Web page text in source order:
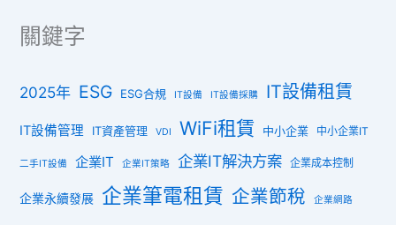
關鍵字
2025年 ESG ESG合規 IT設備 IT設備採購 IT設備租賃
IT設備管理 IT資產管理 VDI WiFi租賃 中小企業 中小企業IT
二手IT設備 企業IT 企業IT策略 企業IT解決方案 企業成本控制
企業永續發展 企業筆電租賃 企業節稅 企業網路